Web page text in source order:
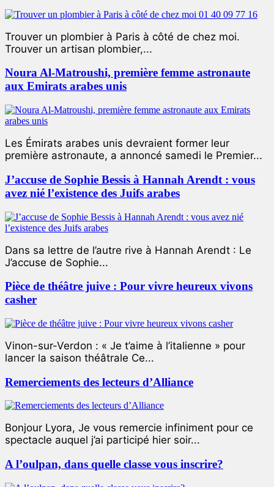
Trouver un plombier à Paris à côté de chez moi.
Trouver un artisan plombier,...
Noura Al-Matroushi, première femme astronaute
aux Emirats arabes unis
Les Émirats arabes unis devraient former leur
première astronaute, a annoncé samedi le Premier...
J’accuse de Sophie Bessis à Hannah Arendt : vous
avez nié l’existence des Juifs arabes
Dans sa lettre de l’autre rive à Hannah Arendt : Le
J’accuse de Sophie...
Pièce de théâtre juive : Pour vivre heureux vivons
casher
Vinon-sur-Verdon : « Je t’aime à l’italienne » pour
lancer la saison théâtrale Ce...
Remerciements des lecteurs d’Alliance
Bonjour Lyora, Je vous remercie infiniment pour ce
spectacle auquel j’ai participé hier soir...
A l’oulpan, dans quelle classe vous inscrire?